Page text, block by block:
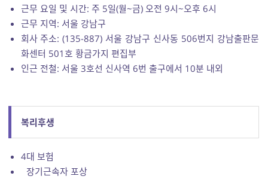
근무 요일 및 시간: 주 5일(월~금) 오전 9시~오후 6시
근무 지역: 서울 강남구
회사 주소: (135-887) 서울 강남구 신사동 506번지 강남출판문
화센터 501호 황금가지 편집부
인근 전철: 서울 3호선 신사역 6번 출구에서 10분 내외
복리후생
4대 보험
장기근속자 포상